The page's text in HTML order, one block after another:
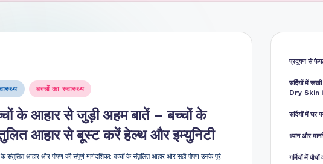
बच्चों का स्वास्थ्य
के आहार से जुड़ी अहम बातें – बच्चों के
आहार से बूस्ट करें हेल्थ और इम्युनिटी
के संतुलित आहार और पोषण की संपूर्ण मार्गदर्शिका: बच्चों के संतुलित आहार और सही पोषण उनके पूरे
प्रदूषण से
सर्दियों में
Dry Skin
सर्दियों में घर
ध्यान और
गर्मियों में